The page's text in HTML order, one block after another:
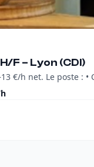
F – Lyon (CDI)